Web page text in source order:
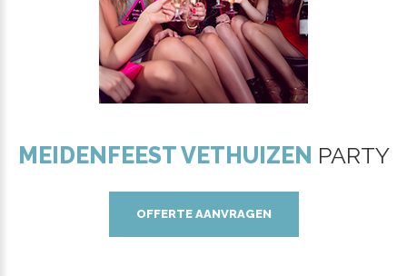
MEIDENFEEST VETHUIZEN PARTY
OFFERTE AANVRAGEN